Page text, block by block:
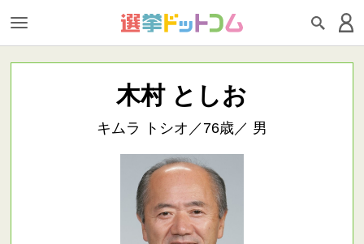
木村 としお
キムラ トシオ／76歳／ 男